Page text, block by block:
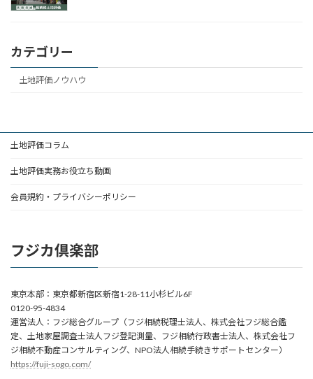
カテゴリー
土地評価ノウハウ
土地評価コラム
土地評価実務お役立ち動画
会員規約・プライバシーポリシー
フジカ倶楽部
東京本部： 東京都新宿区新宿1-28-11小杉ビル6F
0120-95-4834
運営法人：フジ総合グループ（フジ相続税理士法人、株式会社フジ総合鑑
定、土地家屋調査士法人フジ登記測量、フジ相続行政書士法人、株式会社フ
ジ相続不動産コンサルティング、NPO法人相続手続きサポートセンター）
https://fuji-sogo.com/